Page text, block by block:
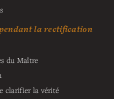
la rectification
du Maître
clarifier la vérité